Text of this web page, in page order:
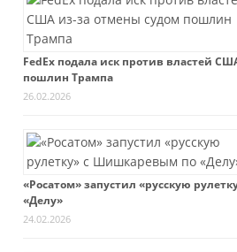
FedEx подала иск против властей
пошлин Трампа
26.02.2026
«Росатом» запустил «русскую
«Делу»
24.02.2026